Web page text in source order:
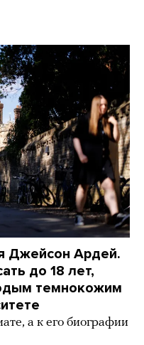
Джейсон Ардей.
до 18 лет,
темнокожим
а к его биографии